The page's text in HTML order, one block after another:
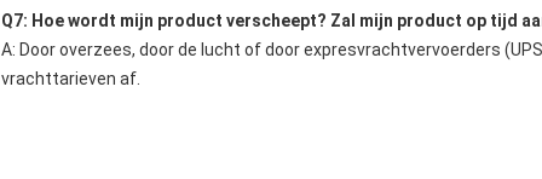
Q7: Hoe wordt mijn product verscheept? Zal mijn product op tijd
A: Door overzees, door de lucht of door expresvrachtvervoerders
vrachttarieven af.